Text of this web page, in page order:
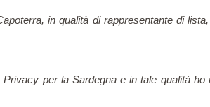
in qualità di rappresentante di
per la Sardegna e in tale qualità ho